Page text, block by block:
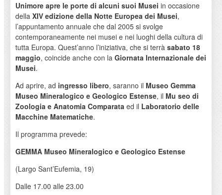
Unimore apre le porte di alcuni suoi Musei in occasione
della XIV edizione della Notte Europea dei Musei,
l’appuntamento annuale che dal 2005 si svolge
contemporaneamente nei musei e nei luoghi della cultura di
tutta Europa. Quest’anno l’iniziativa, che si terrà sabato 18
maggio, coincide anche con la Giornata Internazionale dei
Musei.
Ad aprire, ad ingresso libero, saranno il Museo Gemma
Museo Mineralogico e Geologico Estense, il Mu seo di
Zoologia e Anatomia Comparata ed il Laboratorio delle
Macchine Matematiche.
Il programma prevede:
GEMMA Museo Mineralogico e Geologico Estense
(Largo Sant’Eufemia, 19)
Dalle 17.00 alle 23.00